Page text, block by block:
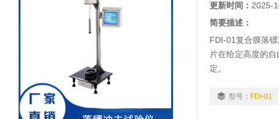
更新时间： 2025-
简要描述：
FDI-01复合膜落
片在给定高度的
定。
型号： FDI-01